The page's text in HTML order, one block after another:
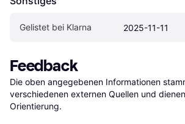
Gelistet bei Klarna 2025-11-11
Feedback
Die oben angegebenen Informationen
verschiedenen externen Quellen und
Orientierung.